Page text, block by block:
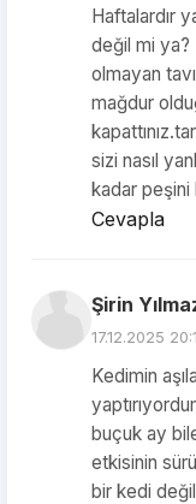
Haftalardır
değil mi
olmayan
mağdur
sizi nasıl
kadar peşini
Cevapla
Şirin
17.12.2025
Kedimin
buçuk ay
etkisinin
bir kedi değil